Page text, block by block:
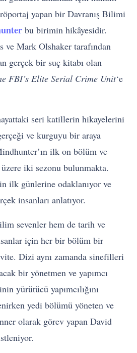
yapan bir Davranış Bilimi
bu birimin hikâyesidir.
ve Mark Olshaker tarafından
gerçek bir suç kitabı olan
FBI’s Elite Serial Crime Unit‘e
seri katillerin hikayelerini
ve kurguyu bir araya
ilk on bölüm ve
iki sezonu bulunmakta.
ilk günlerine odaklanıyor ve
insanları anlatıyor.
sevenler hem de tarih ve
için her bir bölüm bir
Dizi aynı zamanda sinefilleri
bir yönetmen ve yapımcı
yürütücü yapımcılığını
yedi bölümü yöneten ve
olarak görev yapan David